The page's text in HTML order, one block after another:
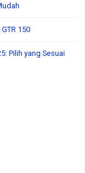
150
Pilih yang Sesuai